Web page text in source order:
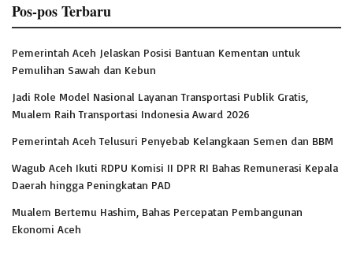
Pos-pos Terbaru
Pemerintah Aceh Jelaskan Posisi Bantuan Kementan untuk
Pemulihan Sawah dan Kebun
Jadi Role Model Nasional Layanan Transportasi Publik Gratis,
Mualem Raih Transportasi Indonesia Award 2026
Pemerintah Aceh Telusuri Penyebab Kelangkaan Semen dan BBM
Wagub Aceh Ikuti RDPU Komisi II DPR RI Bahas Remunerasi Kepala
Daerah hingga Peningkatan PAD
Mualem Bertemu Hashim, Bahas Percepatan Pembangunan
Ekonomi Aceh